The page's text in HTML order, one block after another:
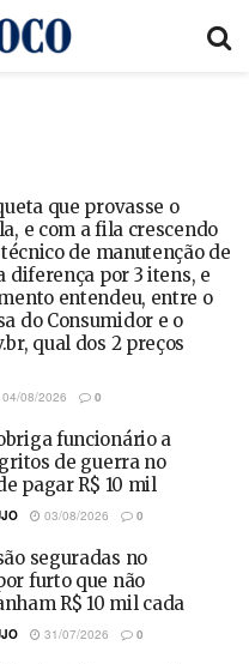
que provasse o
e com a fila crescendo
de manutenção de
diferença por 3 itens, e
entendeu, entre o
do Consumidor e o
qual dos 2 preços
04/08/2026 0
funcionário a
de guerra no
pagar R$ 10 mil
03/08/2026 0
seguradas no
furto que não
R$ 10 mil cada
31/07/2026 0